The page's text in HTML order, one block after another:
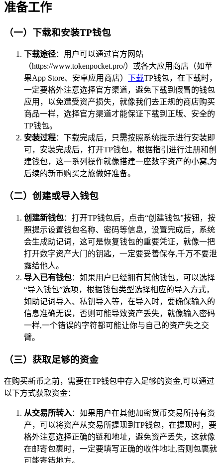
准备工作
（一）下载和安装TP钱包
下载途径：用户可以通过官方网站
（https://www.tokenpocket.pro/）或各大应用商店（如苹
果App Store、安卓应用商店） 下载TP钱包，在下载时，
一定要格外注意选择官方渠道，避免下载到假冒的钱包
应用，以免遭受资产损失，就像我们去正规的商店购买
商品一样，选择官方渠道才能保证下载到正版、安全的
TP钱包。
安装过程：下载完成后，只需按照系统提示进行安装即
可，安装完成后，打开TP钱包，根据指引进行注册和创
建钱包，这一系列操作就像搭建一座数字资产的小窝,为
后续的新币购买之旅做好准备。
（二）创建或导入钱包
创建新钱包：打开TP钱包后，点击“创建钱包”按钮，按
照提示设置钱包名称、密码等信息，设置完成后，系统
会生成助记词，这可是恢复钱包的重要凭证，就像一把
打开数字资产大门的钥匙，一定要妥善保存,千万不要泄
露给他人。
导入已有钱包：如果用户已经拥有其他钱包，可以选择
“导入钱包”选项，根据钱包类型选择相应的导入方式，
如助记词导入、私钥导入等，在导入时，要确保输入的
信息准确无误，否则可能导致资产丢失，就像输入密码
一样,一个错误的字符都可能让你与自己的资产失之交
臂。
（三）获取足够的资金
在购买新币之前，需要在TP钱包中存入足够的资金,可以通过
以下方式获取资金：
从交易所转入：如果用户在其他加密货币交易所持有资
产，可以将资产从交易所提现到TP钱包，在提现时，要
格外注意选择正确的链和地址，避免资产丢失，这就像
在邮寄包裹时，一定要填写正确的收件地址,否则包裹就
可能寄错地方。